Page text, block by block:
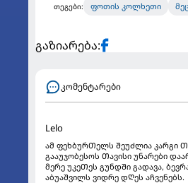
თეგები: ფოთის კოლხეთი
გაზიარება:
კომენტარები
Lelo
ამ ფეხბურᲗელს ᲨეუᲫლია კარგი
გააუჯობესოს Თავისი უნარები
მერე უკეᲗეს გუნდᲨი გადავა,
აბუაᲨვილს ვიდრე დᲦეს აᲩვენებს.